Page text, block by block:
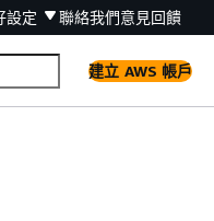
設定 聯絡我們意見回饋
建立 AWS 帳戶